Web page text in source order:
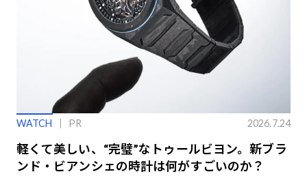
WATCH PR 2026.7.24
軽くて美しい、“完璧”なトゥールビヨン。新ブラ
ンド・ビアンシェの時計は何がすごいのか？